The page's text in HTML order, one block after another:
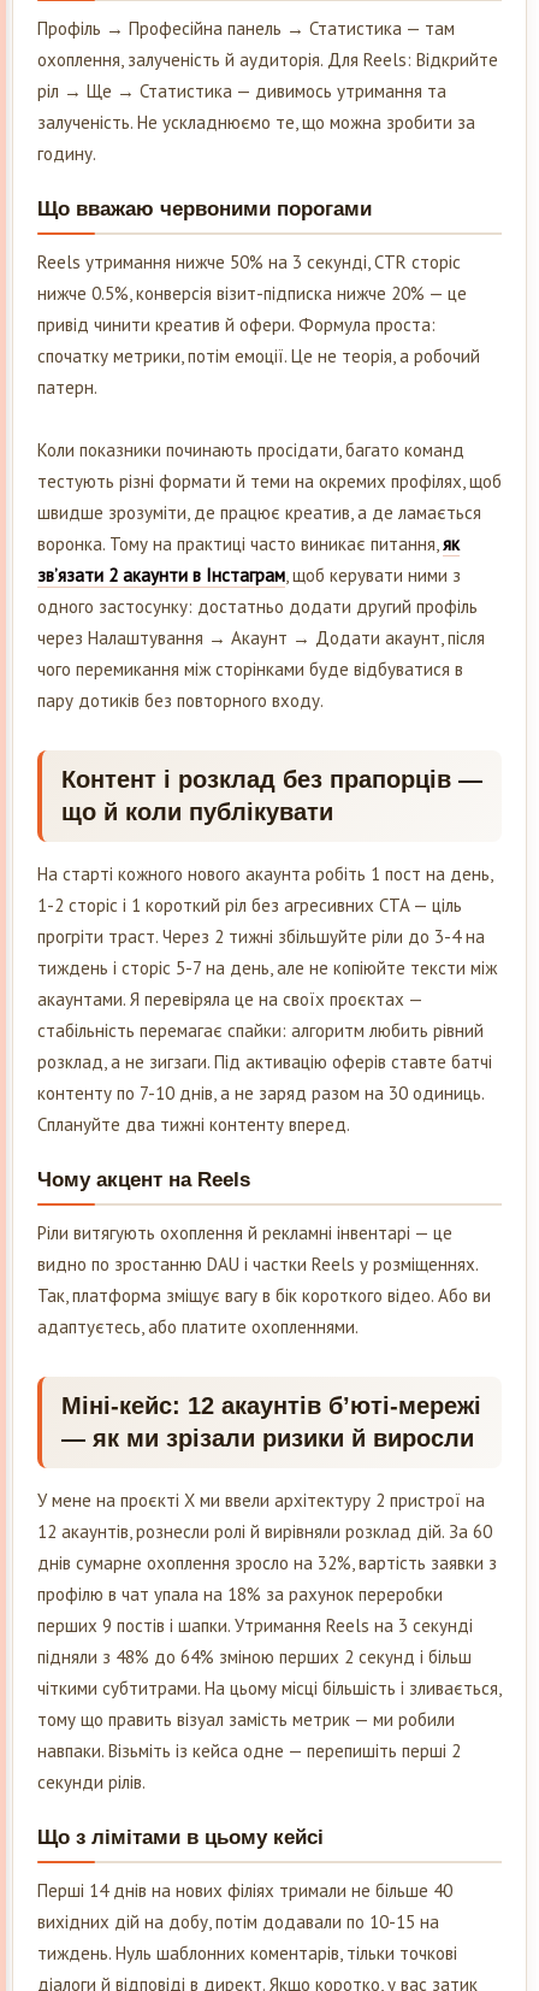
Профіль → Професійна панель → Статистика — там
охоплення, залученість й аудиторія. Для Reels: Відкрийте
ріл → Ще → Статистика — дивимось утримання та
залученість. Не ускладнюємо те, що можна зробити за
годину.
Що вважаю червоними порогами
Reels утримання нижче 50% на 3 секунді, CTR сторіс
нижче 0.5%, конверсія візит-підписка нижче 20% — це
привід чинити креатив й офери. Формула проста:
спочатку метрики, потім емоції. Це не теорія, а робочий
патерн.
Коли показники починають просідати, багато команд
тестують різні формати й теми на окремих профілях, щоб
швидше зрозуміти, де працює креатив, а де ламається
воронка. Тому на практиці часто виникає питання,як
зв’язати 2 акаунти в Інстаграм, щоб керувати ними з
одного застосунку: достатньо додати другий профіль
через Налаштування → Акаунт → Додати акаунт, після
чого перемикання між сторінками буде відбуватися в
пару дотиків без повторного входу.
Контент і розклад без прапорців —
що й коли публікувати
На старті кожного нового акаунта робіть 1 пост на день,
1-2 сторіс і 1 короткий ріл без агресивних CTA — ціль
прогріти траст. Через 2 тижні збільшуйте ріли до 3-4 на
тиждень і сторіс 5-7 на день, але не копіюйте тексти між
акаунтами. Я перевіряла це на своїх проєктах —
стабільність перемагає спайки: алгоритм любить рівний
розклад, а не зигзаги. Під активацію оферів ставте батчі
контенту по 7-10 днів, а не заряд разом на 30 одиниць.
Сплануйте два тижні контенту вперед.
Чому акцент на Reels
Ріли витягують охоплення й рекламні інвентарі — це
видно по зростанню DAU і частки Reels у розміщеннях.
Так, платформа зміщує вагу в бік короткого відео. Або ви
адаптуєтесь, або платите охопленнями.
Міні-кейс: 12 акаунтів б’юті-мережі
— як ми зрізали ризики й виросли
У мене на проєкті X ми ввели архітектуру 2 пристрої на
12 акаунтів, рознесли ролі й вирівняли розклад дій. За 60
днів сумарне охоплення зросло на 32%, вартість заявки з
профілю в чат упала на 18% за рахунок переробки
перших 9 постів і шапки. Утримання Reels на 3 секунді
підняли з 48% до 64% зміною перших 2 секунд і більш
чіткими субтитрами. На цьому місці більшість і зливається,
тому що править візуал замість метрик — ми робили
навпаки. Візьміть із кейса одне — перепишіть перші 2
секунди рілів.
Що з лімітами в цьому кейсі
Перші 14 днів на нових філіях тримали не більше 40
вихідних дій на добу, потім додавали по 10-15 на
тиждень. Нуль шаблонних коментарів, тільки точкові
діалоги й відповіді в директ. Якщо коротко, у вас затик